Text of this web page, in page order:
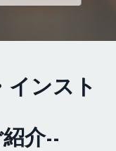
インスト
介--